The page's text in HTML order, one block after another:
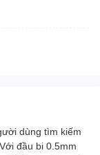
dùng tìm kiếm
đầu bi 0.5mm